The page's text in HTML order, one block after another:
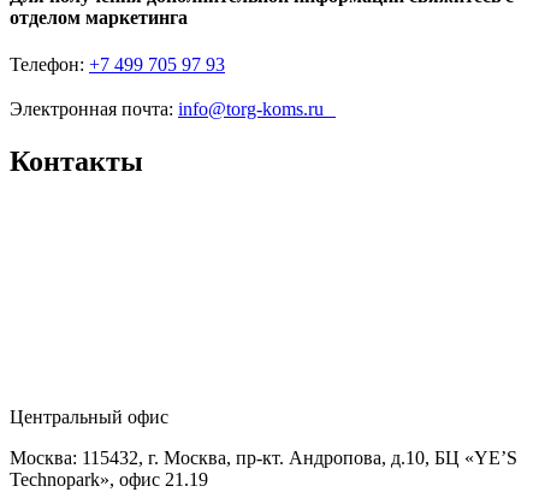
отделом маркетинга
Телефон: +7 499 705 97 93
Электронная почта: info@torg-koms.ru
Контакты
Центральный офис
Москва: 115432, г. Москва, пр-кт. Андропова, д.10, БЦ «YE’S
Technopark», офис 21.19